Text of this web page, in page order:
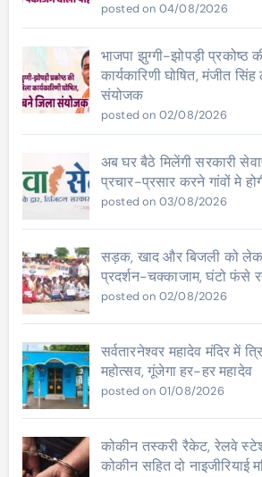
posted on 04/08/2026
भाजपा झुग्गी-झोपड़ी प्रकोष्ठ
कार्यकारिणी घोषित, मंजीत
संयोजक
posted on 02/08/2026
अब घर बैठे मिलेंगी सरकारी
प्रचार-प्रसार करने गांवों मे
posted on 03/08/2026
सड़क, खाद और बिजली को
प्रदर्शन-चक्काजाम, घंटो फंसे
posted on 02/08/2026
सर्वतारनेश्वर महादेव मंदिर में
महोत्सव, गूंजेगा हर-हर महादेव
posted on 01/08/2026
कोकीन तस्करी रैकेट, रेलवे
कोकीन सहित दो नाइजीरियाई